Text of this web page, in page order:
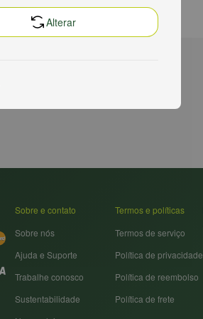
Sobre e contato
Sobre nós
Ajuda e Suporte
Trabalhe conosco
Sustentabilidade
Termos e políticas
Termos de serviço
Política de privacidade
Política de reembolso
Política de frete
Alterar